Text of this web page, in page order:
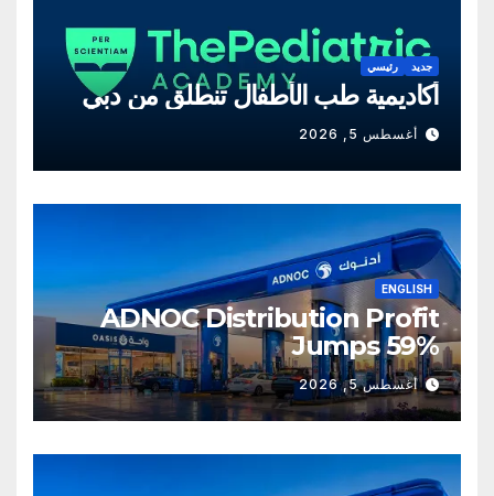
جديد رئيسي
أكاديمية طب الأطفال تنطلق من دبي
أغسطس 5, 2026
ENGLISH
ADNOC Distribution Profit
Jumps 59%
أغسطس 5, 2026